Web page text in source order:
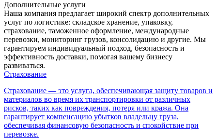
Дополнительные услуги
Наша компания предлагает широкий спектр дополнительных
услуг по логистике: складское хранение, упаковку,
страхование, таможенное оформление, международные
перевозки, мониторинг грузов, консолидацию и другие. Мы
гарантируем индивидуальный подход, безопасность и
эффективность доставки, помогая вашему бизнесу
развиваться.
Страхование
Страхование — это услуга, обеспечивающая защиту товаров и
материалов во время их транспортировки от различных
рисков, таких как повреждения, потеря или кража. Она
гарантирует компенсацию убытков владельцу груза,
обеспечивая финансовую безопасность и спокойствие при
перевозке.